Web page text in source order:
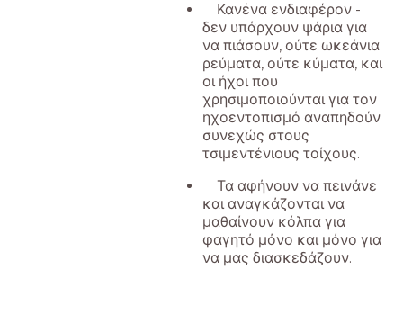
Κανένα ενδιαφέρον -
δεν υπάρχουν ψάρια για
να πιάσουν, ούτε ωκεάνια
ρεύματα, ούτε κύματα, και
οι ήχοι που
χρησιμοποιούνται για τον
ηχοεντοπισμό αναπηδούν
συνεχώς στους
τσιμεντένιους τοίχους.
Τα αφήνουν να πεινάνε
και αναγκάζονται να
μαθαίνουν κόλπα για
φαγητό μόνο και μόνο για
να μας διασκεδάζουν.